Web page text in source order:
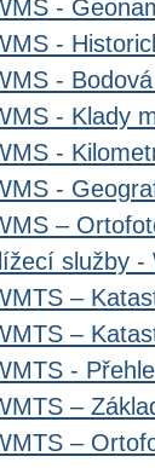
-
-
-
- Klady
-
-
–
služby -
–
–
-
–
–